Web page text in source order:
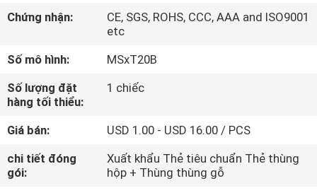
VỀ
TÔI
THAM
QUAN
NHÀ
MÁY
Chứng nhận:
CE, SGS, ROHS, CCC, AAA and ISO9001
etc
Số mô hình:
MSxT20B
Số lượng đặt
hàng tối thiểu:
1 chiếc
Giá bán:
USD 1.00 - USD 16.00 / PCS
chi tiết đóng
gói:
Xuất khẩu Thẻ tiêu chuẩn Thẻ thùng
hộp + Thùng thùng gỗ